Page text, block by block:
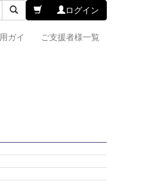
ログイン
ガイ
ご支援者様一覧